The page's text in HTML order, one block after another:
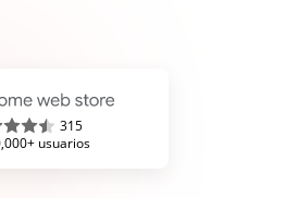
315
usuarios